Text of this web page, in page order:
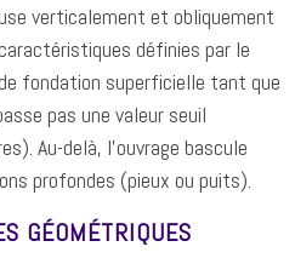
verticalement et obliquement
définies par le
fondation superficielle tant que
pas une valeur seuil
Au-delà, l'ouvrage bascule
profondes (pieux ou puits).
GÉOMÉTRIQUES